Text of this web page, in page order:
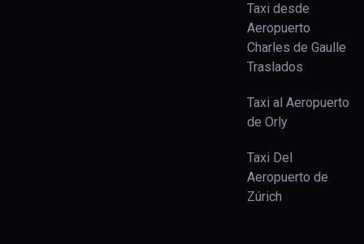
Taxi desde
Aeropuerto
Charles de Gaulle
Traslados
Taxi al Aeropuerto
de Orly
Taxi Del
Aeropuerto de
Zúrich